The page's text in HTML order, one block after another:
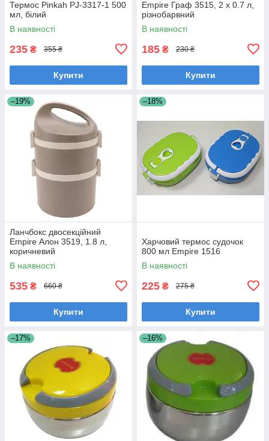
Термос Pinkah PJ-3317-1 500
мл, білий
В наявності
235 ₴ 355 ₴
Купити
Empire Граф 3515, 2 х 0.7 л,
різнобарвний
В наявності
185 ₴ 230 ₴
Купити
–19%
Ланчбокс двосекційний
Empire Алон 3519, 1.8 л,
коричневий
В наявності
535 ₴ 660 ₴
Купити
–18%
Харчовий термос судочок
800 мл Empire 1516
В наявності
225 ₴ 275 ₴
Купити
–17% –16%